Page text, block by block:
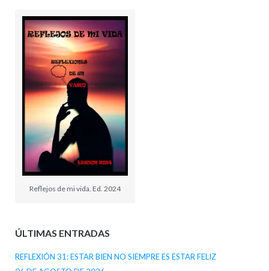
Reflejos de mi vida. Ed. 2024
ÚLTIMAS ENTRADAS
REFLEXIÓN 31: ESTAR BIEN NO SIEMPRE ES ESTAR FELIZ